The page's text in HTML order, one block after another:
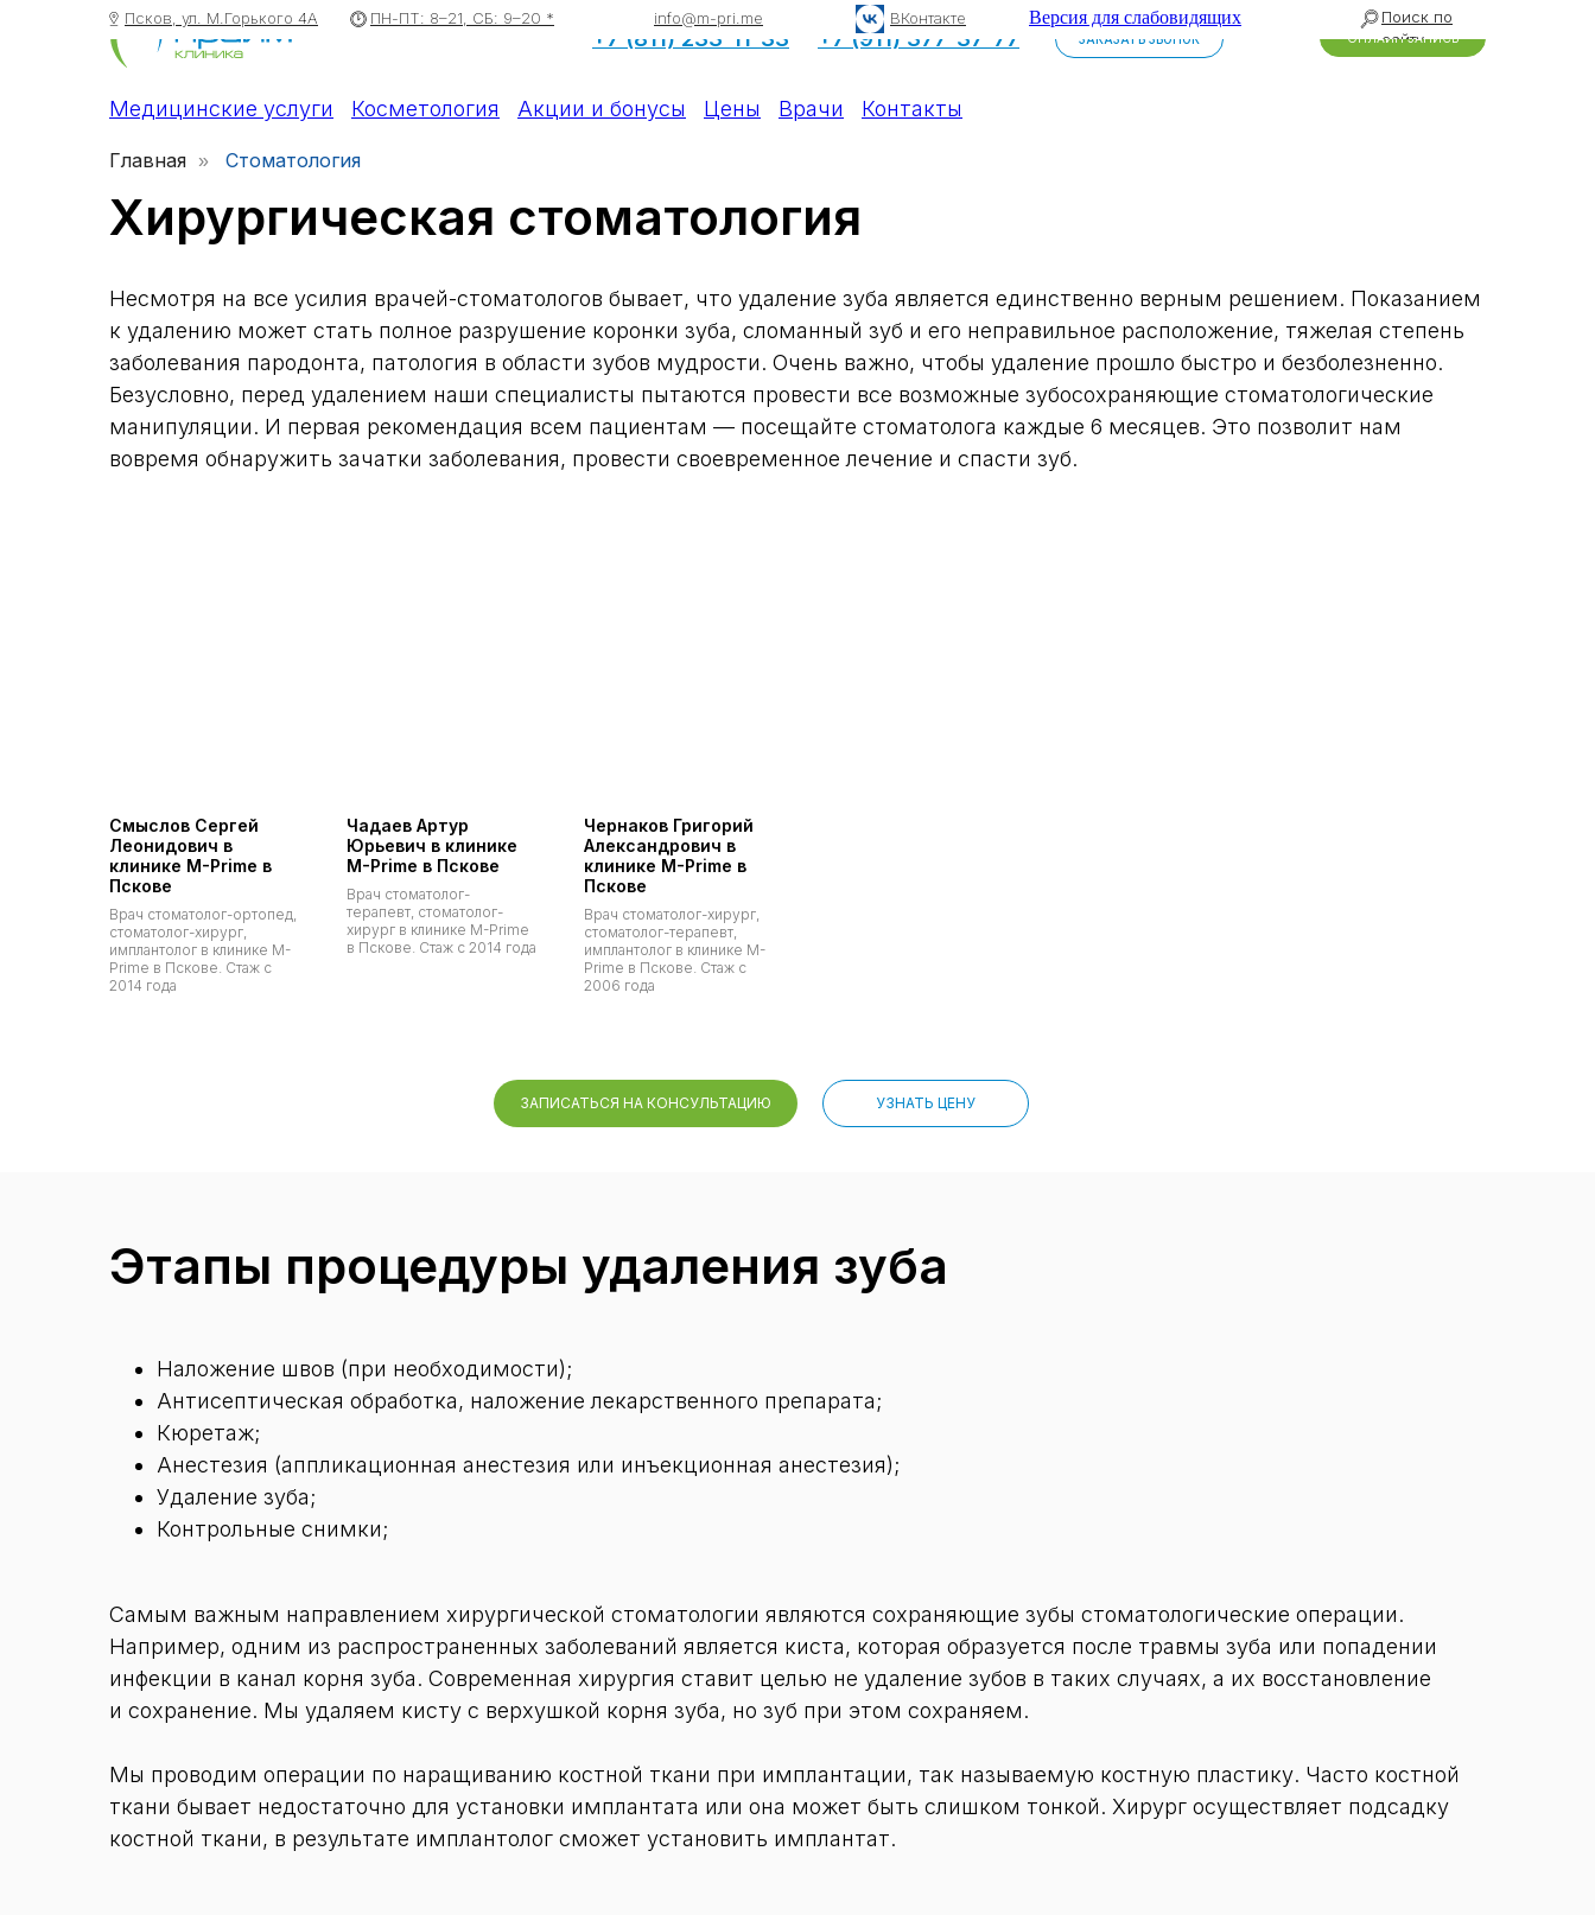
ВКонтакте Версия для слабовидящих
Поиск по
сайту
Псков, ул. М.Горького 4А info@m-pri.me
ПН-ПТ: 8–21, СБ: 9–20 *
ОНЛАЙН ЗАПИСЬ
ЗАКАЗАТЬ ЗВОНОК
+7 (911) 377-37-77
+7 (811) 233-11-33
Медицинские услуги Косметология Акции и бонусы Цены Врачи Контакты
Главная » Стоматология
Хирургическая стоматология
Несмотря на все усилия врачей-стоматологов бывает, что удаление зуба является единственно верным решением. Показанием
к удалению может стать полное разрушение коронки зуба, сломанный зуб и его неправильное расположение, тяжелая степень
заболевания пародонта, патология в области зубов мудрости. Очень важно, чтобы удаление прошло быстро и безболезненно.
Безусловно, перед удалением наши специалисты пытаются провести все возможные зубосохраняющие стоматологические
манипуляции. И первая рекомендация всем пациентам — посещайте стоматолога каждые 6 месяцев. Это позволит нам
вовремя обнаружить зачатки заболевания, провести своевременное лечение и спасти зуб.
Смыслов Сергей
Леонидович в
клинике M-Prime в
Пскове
Врач стоматолог-ортопед,
стоматолог-хирург,
имплантолог в клинике M-
Prime в Пскове. Стаж с
2014 года
Чадаев Артур
Юрьевич в клинике
M-Prime в Пскове
Врач стоматолог-
терапевт, стоматолог-
хирург в клинике M-Prime
в Пскове. Стаж с 2014 года
Чернаков Григорий
Александрович в
клинике M-Prime в
Пскове
Врач стоматолог-хирург,
стоматолог-терапевт,
имплантолог в клинике M-
Prime в Пскове. Стаж с
2006 года
ЗАПИСАТЬСЯ НА КОНСУЛЬТАЦИЮ УЗНАТЬ ЦЕНУ
Этапы процедуры удаления зуба
Наложение швов (при необходимости);
Антисептическая обработка, наложение лекарственного препарата;
Кюретаж;
Анестезия (аппликационная анестезия или инъекционная анестезия);
Удаление зуба;
Контрольные снимки;
Самым важным направлением хирургической стоматологии являются сохраняющие зубы стоматологические операции.
Например, одним из распространенных заболеваний является киста, которая образуется после травмы зуба или попадении
инфекции в канал корня зуба. Современная хирургия ставит целью не удаление зубов в таких случаях, а их восстановление
и сохранение. Мы удаляем кисту с верхушкой корня зуба, но зуб при этом сохраняем.
Мы проводим операции по наращиванию костной ткани при имплантации, так называемую костную пластику. Часто костной
ткани бывает недостаточно для установки имплантата или она может быть слишком тонкой. Хирург осуществляет подсадку
костной ткани, в результате имплантолог сможет установить имплантат.